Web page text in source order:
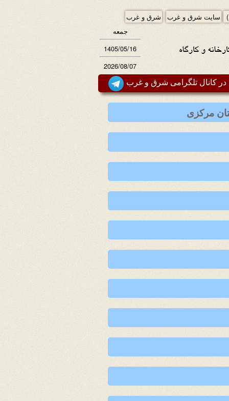
سایت شرق و غرب
شرق و غرب
جمعه
1405/05/16
2026/08/07
کانال تلگرامی شرق و غرب
مرکزی